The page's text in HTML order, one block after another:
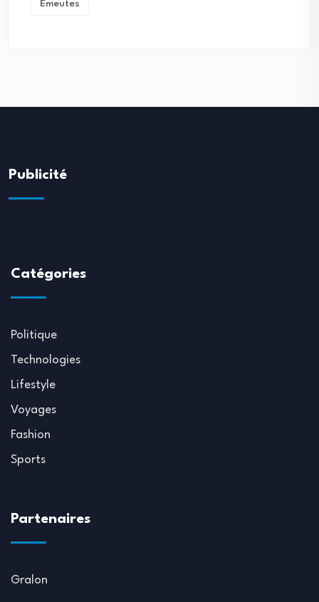
Émeutes
Publicité
Catégories
Politique
Technologies
Lifestyle
Voyages
Fashion
Sports
Partenaires
Gralon